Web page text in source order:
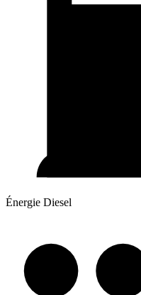
Énergie Diesel